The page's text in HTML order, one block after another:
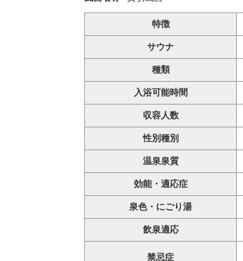
特徴
サウナ
種類
入浴可能時間
収容人数
性別種別
温泉泉質
効能・適応症
泉色・にごり湯
飲泉適応
禁忌症